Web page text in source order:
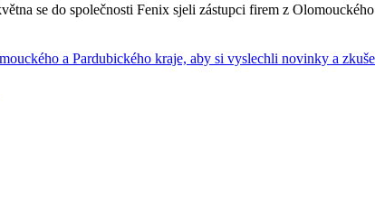
se do společnosti Fenix sjeli zástupci firem z